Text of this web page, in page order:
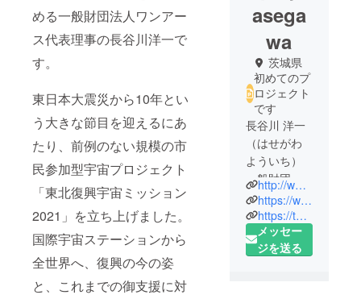
める一般財団法人ワンアー
ス代表理事の長谷川洋一で
す。
東日本大震災から10年とい
う大きな節目を迎えるにあ
たり、前例のない規模の市
民参加型宇宙プロジェクト
「東北復興宇宙ミッション
2021」を立ち上げました。
国際宇宙ステーションから
全世界へ、復興の今の姿
と、これまでの御支援に対
asega
wa
茨城県
初めてのプ
ロジェクト
です
長谷川 洋一
（はせがわ
よういち）
一般財団法
人ワンアー
ス代表理事
1962年 神
http://www.the-one-earth.org/jp/
https://www.facebook.com/yoichi.hasegawa.18
https://twitter.com/SpicyHasegawa
メッセー
ジを送る